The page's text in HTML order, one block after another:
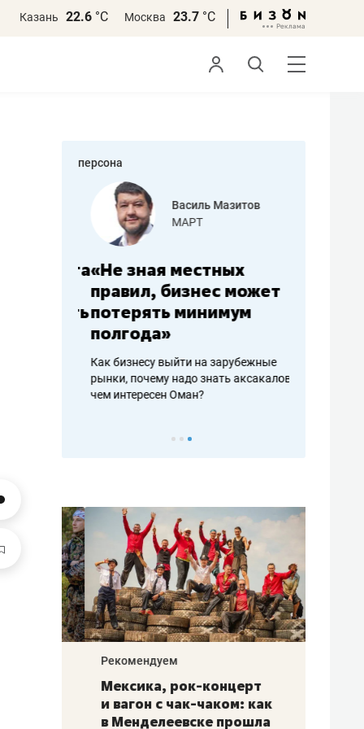
Казань 22.6 °С Москва 23.7 °С
персона
Василь Мазитов
МАРТ
«Не зная местных
правил, бизнес может
потерять минимум
полгода»
Как бизнесу выйти на зарубежные
рынки, почему надо знать аксакалов и
чем интересен Оман?
Рекомендуем
Мексика, рок-концерт
и вагон с чак-чаком: как
в Менделеевске прошла